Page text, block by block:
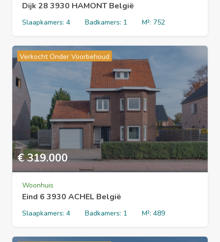
Dijk 28 3930 HAMONT België
Slaapkamers: 4 Badkamers: 1 M²: 752
Verkocht Onder Voorbehoud
€ 319.000
Woonhuis
Eind 6 3930 ACHEL België
Slaapkamers: 4 Badkamers: 1 M²: 489